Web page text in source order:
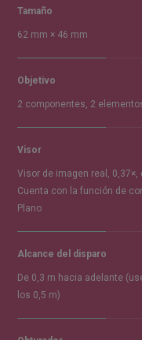
Tamaño
62 mm × 46 mm
Objetivo
2 componentes, 2
Visor
Visor de imagen real, 0,37×,
Cuenta con la función de
Plano
Alcance del disparo
De 0,3 m hacia adelante
los 0,5 m)